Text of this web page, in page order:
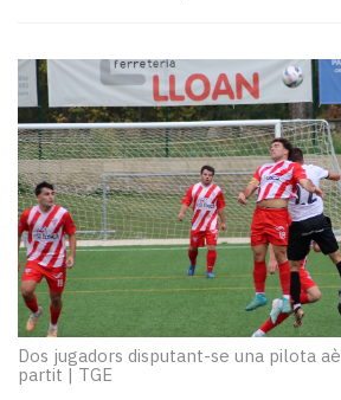
temps
Reportatges
Entrevistes
Enquestes
A
escena!
Dis
la
teva!
Subscriptors
La
newsletter
del
Dos jugadors disputant-se una pilota
partit | TGE